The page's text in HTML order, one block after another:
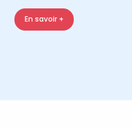
En savoir +